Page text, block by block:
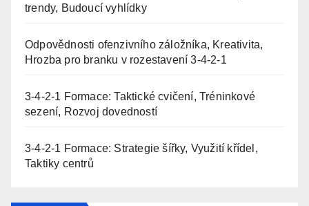
trendy, Budoucí vyhlídky
Odpovědnosti ofenzivního záložníka, Kreativita,
Hrozba pro branku v rozestavení 3-4-2-1
3-4-2-1 Formace: Taktické cvičení, Tréninkové
sezení, Rozvoj dovedností
3-4-2-1 Formace: Strategie šířky, Využití křídel,
Taktiky centrů